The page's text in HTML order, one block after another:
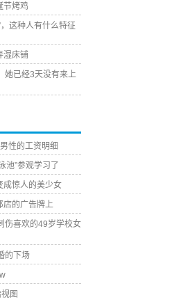
节烤鸡
这种人有什么特征
湿床铺
她已经3天没有来上
性的工资明细
池”参观学习了
成惊人的美少女
店的广告牌上
伤喜欢的49岁学校女
的下场
图